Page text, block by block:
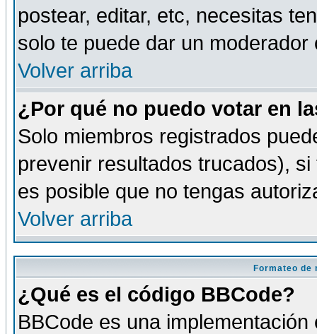
postear, editar, etc, necesitas
solo te puede dar un
Volver arriba
¿Por qué no puedo votar en
Solo miembros registrados
prevenir resultados trucados),
es posible que no tengas
Volver arriba
Formateo de
¿Qué es el código BBCode?
BBCode es una